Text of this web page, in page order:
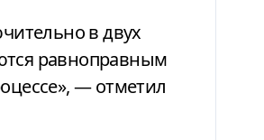
в двух
равноправным
— отметил